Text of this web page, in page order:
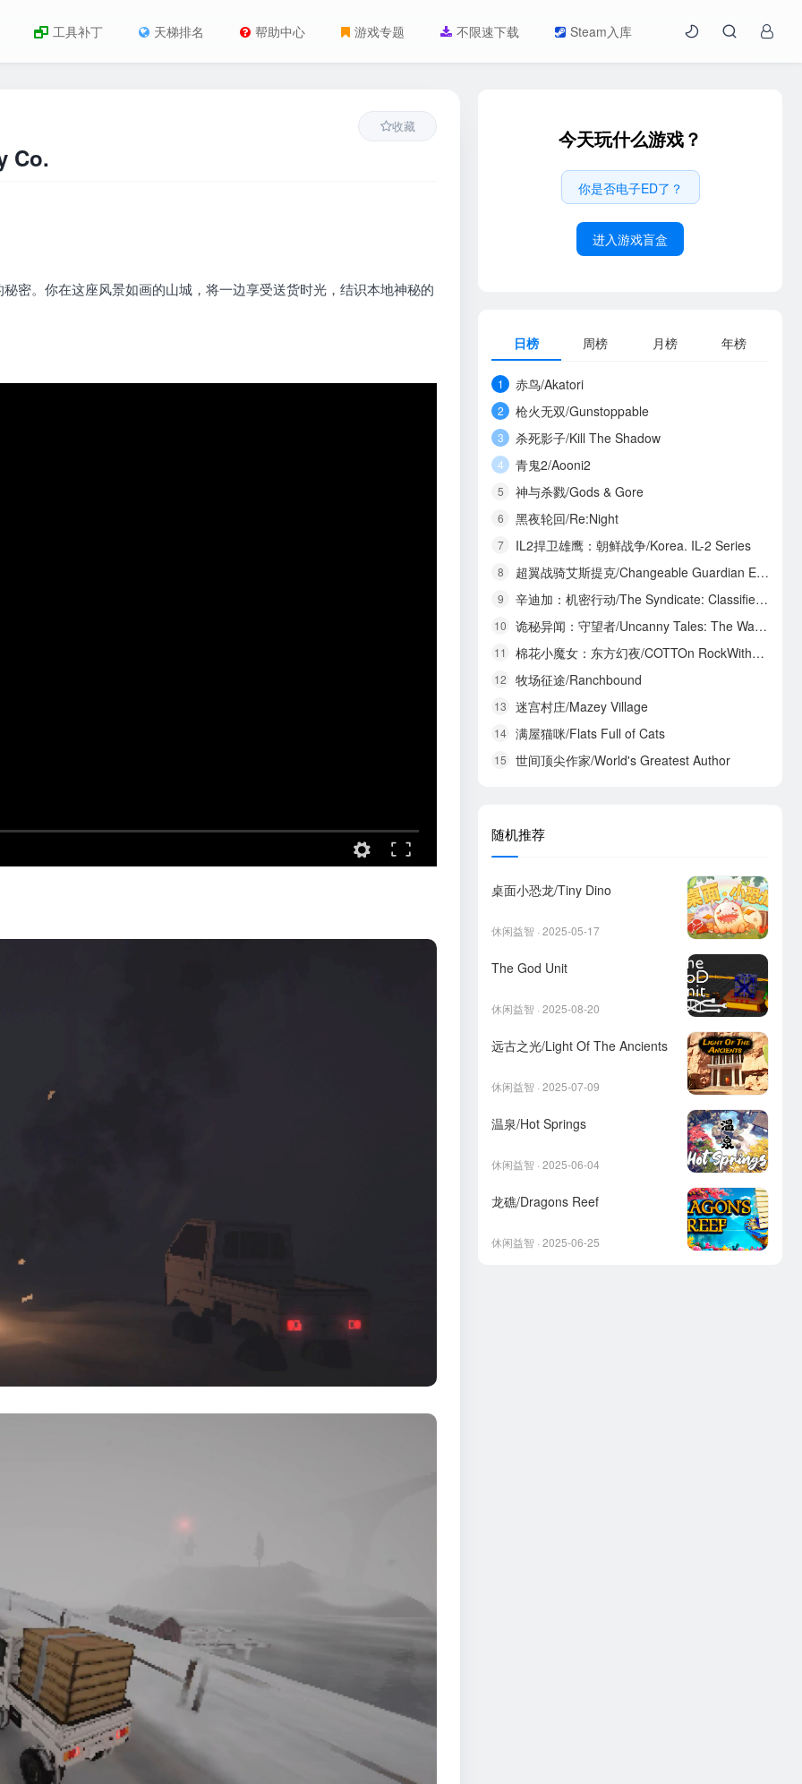
工具补丁 天梯排名 帮助中心 游戏专题 不限速下载 Steam入库
Co.
收藏
密。你在这座风景如画的山城，将一边享受送货时光，结识本地神秘的
今天玩什么游戏？
你是否电子ED了？
进入游戏盲盒
日榜 周榜 月榜 年榜
1 赤鸟/Akatori
2 枪火无双/Gunstoppable
3 杀死影子/Kill The Shadow
4 青鬼2/Aooni2
5 神与杀戮/Gods & Gore
6 黑夜轮回/Re:Night
7 IL2捍卫雄鹰：朝鲜战争/Korea. IL-2 Series
8 超翼战骑艾斯提克/Changeable Guardian ESTIQUE
9 辛迪加：机密行动/The Syndicate: Classified Operations
10 诡秘异闻：守望者/Uncanny Tales: The Watcher
11 棉花小魔女：东方幻夜/COTTOn RockWithYou -ORIENTAL NIGHT DREAMS-
12 牧场征途/Ranchbound
13 迷宫村庄/Mazey Village
14 满屋猫咪/Flats Full of Cats
15 世间顶尖作家/World's Greatest Author
随机推荐
桌面小恐龙/Tiny Dino
休闲益智 · 2025-05-17
The God Unit
休闲益智 · 2025-08-20
远古之光/Light Of The Ancients
休闲益智 · 2025-07-09
温泉/Hot Springs
休闲益智 · 2025-06-04
龙礁/Dragons Reef
休闲益智 · 2025-06-25